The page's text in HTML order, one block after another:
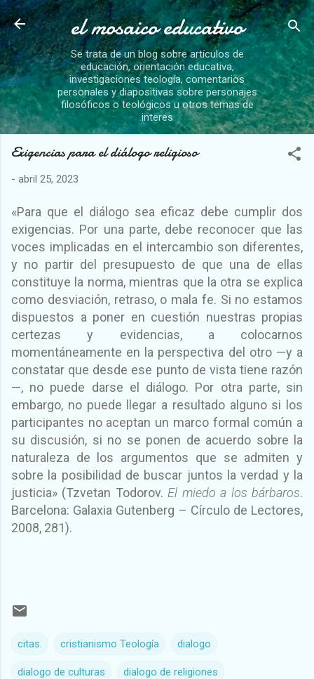
Ir al contenido principal
el mosaico educativo
Se trata de un blog sobre artículos de
educación, orientación educativa,
investigaciones teología, comentarios
personales y diapositivas sobre personajes
filosóficos o teológicos u otros temas de
interes
Exigencias para el diálogo religioso
- abril 25, 2023
«Para que el diálogo sea eficaz debe cumplir dos
exigencias. Por una parte, debe reconocer que las
voces implicadas en el intercambio son diferentes,
y no partir del presupuesto de que una de ellas
constituye la norma, mientras que la otra se explica
como desviación, retraso, o mala fe. Si no estamos
dispuestos a poner en cuestión nuestras propias
certezas y evidencias, a colocarnos
momentáneamente en la perspectiva del otro —y a
constatar que desde ese punto de vista tiene razón
—, no puede darse el diálogo. Por otra parte, sin
embargo, no puede llegar a resultado alguno si los
participantes no aceptan un marco formal común a
su discusión, si no se ponen de acuerdo sobre la
naturaleza de los argumentos que se admiten y
sobre la posibilidad de buscar juntos la verdad y la
justicia» (Tzvetan Todorov. El miedo a los bárbaros.
Barcelona: Galaxia Gutenberg – Círculo de Lectores,
2008, 281).
citas. cristianismo Teología dialogo
dialogo de culturas dialogo de religiones